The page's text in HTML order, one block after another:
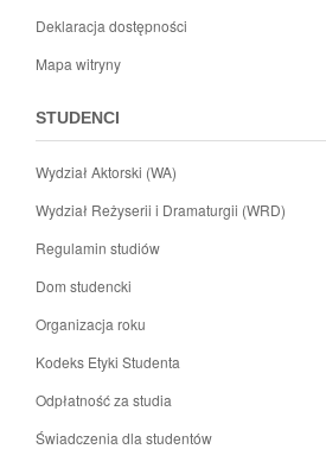
Deklaracja dostępności
Mapa witryny
STUDENCI
Wydział Aktorski (WA)
Wydział Reżyserii i Dramaturgii (WRD)
Regulamin studiów
Dom studencki
Organizacja roku
Kodeks Etyki Studenta
Odpłatność za studia
Świadczenia dla studentów